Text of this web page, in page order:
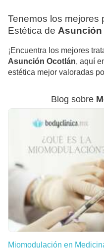
Tenemos los mejores
Estética de Asunción
¡Encuentra los mejores
Asunción Ocotlán, aquí
estética mejor valoradas
Blog sobre
Miomodulación en